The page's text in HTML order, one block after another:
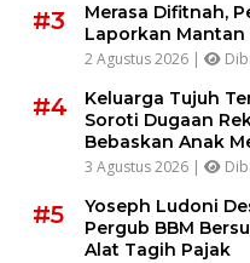
#3
Merasa Difitnah,
Laporkan Mantan
2 Agustus 2026 |
#4
Keluarga Tujuh
Soroti Dugaan
Bebaskan Anak
3 Agustus 2026 |
#5
Yoseph Ludoni
Pergub BBM
Alat Tagih Pajak